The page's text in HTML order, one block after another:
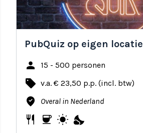
PubQuiz op eigen locatie
person 15 - 500 personen
local_offer v.a. € 23,50 p.p. (incl. btw)
where_to_vote Overal in Nederland
restaurant coffee wb_sunny nights_stay